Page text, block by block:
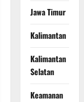
Jawa Timur
Kalimantan
Kalimantan
Selatan
Keamanan